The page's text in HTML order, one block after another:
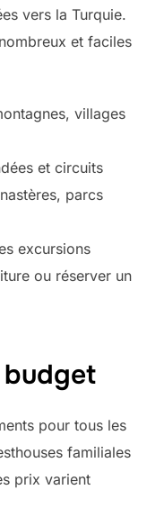
vers la Turquie.
et faciles
villages
et circuits
parcs
excursions
ou réserver un
pour tous les
familiales
prix varient